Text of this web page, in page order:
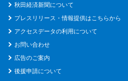
秋田経済新聞について
プレスリリース・情報提供はこちらから
アクセスデータの利用について
お問い合わせ
広告のご案内
後援申請について